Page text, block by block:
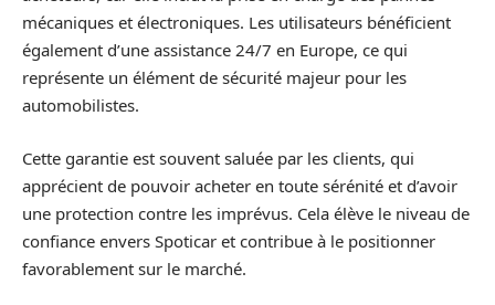
mécaniques et électroniques. Les utilisateurs bénéficient
également d’une assistance 24/7 en Europe, ce qui
représente un élément de sécurité majeur pour les
automobilistes.
Cette garantie est souvent saluée par les clients, qui
apprécient de pouvoir acheter en toute sérénité et d’avoir
une protection contre les imprévus. Cela élève le niveau de
confiance envers Spoticar et contribue à le positionner
favorablement sur le marché.